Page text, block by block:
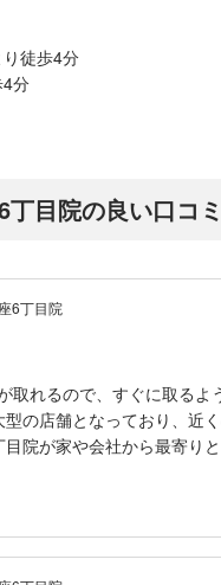
徒歩4分
4分
目院の良い口コミ
6丁目院
取れるので、すぐに取るよ
の店舗となっており、近
院が家や会社から最寄り